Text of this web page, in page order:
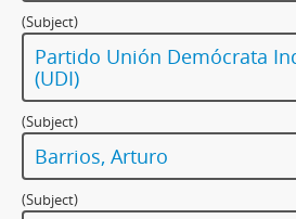
(Subject)
Partido Unión Demócrata
(UDI)
(Subject)
Barrios, Arturo
(Subject)